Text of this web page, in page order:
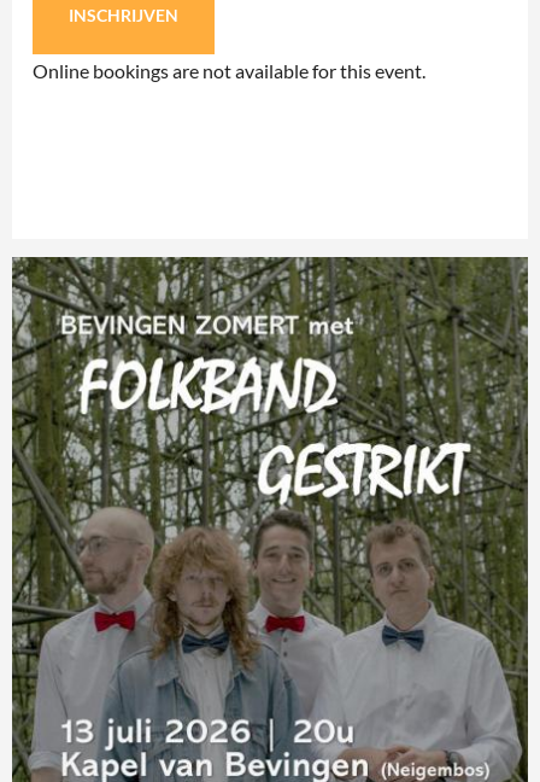
INSCHRIJVEN
Online bookings are not available for this event.